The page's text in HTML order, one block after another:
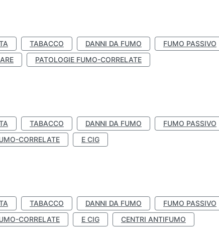
TABACCO DANNI DA FUMO
FUMO PASSIVO
PATOLOGIE FUMO-CORRELATE
TABACCO DANNI DA FUMO
FUMO PASSIVO
CORRELATE E CIG
TABACCO DANNI DA FUMO
FUMO PASSIVO
CORRELATE E CIG CENTRI ANTIFUMO